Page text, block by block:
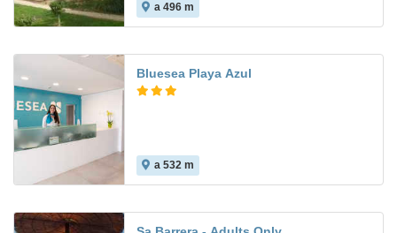
a 496 m
Bluesea Playa Azul
a 532 m